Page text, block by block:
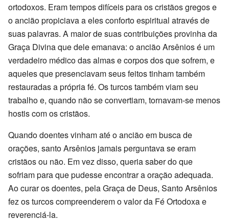
ortodoxos. Eram tempos difíceis para os cristãos gregos e
o ancião propiciava a eles conforto espiritual através de
suas palavras. A maior de suas contribuições provinha da
Graça Divina que dele emanava: o ancião Arsênios é um
verdadeiro médico das almas e corpos dos que sofrem, e
aqueles que presenciavam seus feitos tinham também
restauradas a própria fé. Os turcos também viam seu
trabalho e, quando não se convertiam, tornavam-se menos
hostis com os cristãos.
Quando doentes vinham até o ancião em busca de
orações, santo Arsênios jamais perguntava se eram
cristãos ou não. Em vez disso, queria saber do que
sofriam para que pudesse encontrar a oração adequada.
Ao curar os doentes, pela Graça de Deus, Santo Arsênios
fez os turcos compreenderem o valor da Fé Ortodoxa e
reverenciá-la.